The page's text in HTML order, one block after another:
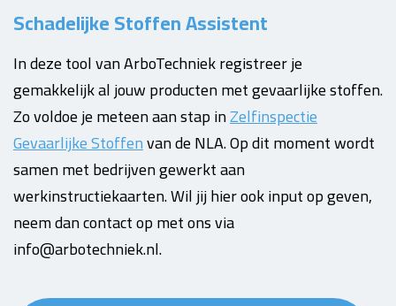
Schadelijke Stoffen Assistent
In deze tool van ArboTechniek registreer je
gemakkelijk al jouw producten met gevaarlijke stoffen.
Zo voldoe je meteen aan stap inZelfinspectie
Gevaarlijke Stoffenvan de NLA. Op dit moment wordt
samen met bedrijven gewerkt aan
werkinstructiekaarten. Wil jij hier ook input op geven,
neem dan contact op met ons via
info@arbotechniek.nl.